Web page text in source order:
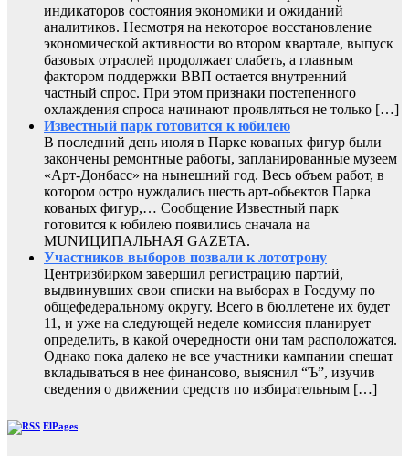
индикаторов состояния экономики и ожиданий
аналитиков. Несмотря на некоторое восстановление
экономической активности во втором квартале, выпуск
базовых отраслей продолжает слабеть, а главным
фактором поддержки ВВП остается внутренний
частный спрос. При этом признаки постепенного
охлаждения спроса начинают проявляться не только […]
Известный парк готовится к юбилею
В последний день июля в Парке кованых фигур были
закончены ремонтные работы, запланированные музеем
«Арт-Донбасс» на нынешний год. Весь объем работ, в
котором остро нуждались шесть арт-обьектов Парка
кованых фигур,… Сообщение Известный парк
готовится к юбилею появились сначала на
MUNИЦИПАЛЬНАЯ GAZЕТА.
Участников выборов позвали к лототрону
Центризбирком завершил регистрацию партий,
выдвинувших свои списки на выборах в Госдуму по
общефедеральному округу. Всего в бюллетене их будет
11, и уже на следующей неделе комиссия планирует
определить, в какой очередности они там расположатся.
Однако пока далеко не все участники кампании спешат
вкладываться в нее финансово, выяснил “Ъ”, изучив
сведения о движении средств по избирательным […]
ElPages